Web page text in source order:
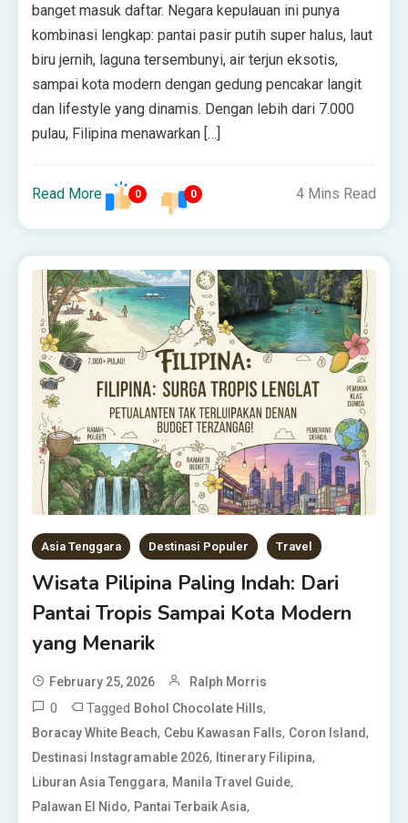
banget masuk daftar. Negara kepulauan ini punya
kombinasi lengkap: pantai pasir putih super halus, laut
biru jernih, laguna tersembunyi, air terjun eksotis,
sampai kota modern dengan gedung pencakar langit
dan lifestyle yang dinamis. Dengan lebih dari 7.000
pulau, Filipina menawarkan […]
Read More 0 0 4 Mins Read
Asia Tenggara Destinasi Populer Travel
Wisata Pilipina Paling Indah: Dari
Pantai Tropis Sampai Kota Modern
yang Menarik
February 25, 2026 Ralph Morris
0 Tagged Bohol Chocolate Hills,
Boracay White Beach, Cebu Kawasan Falls, Coron Island,
Destinasi Instagramable 2026, Itinerary Filipina,
Liburan Asia Tenggara, Manila Travel Guide,
Palawan El Nido, Pantai Terbaik Asia,